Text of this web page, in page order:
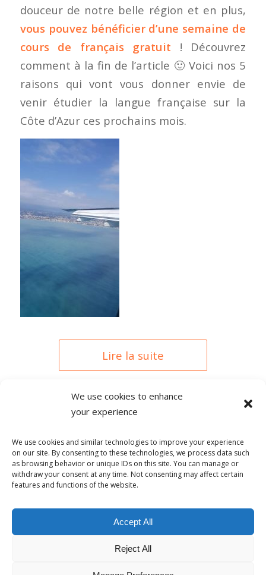
We use cookies to enhance
your experience
We use cookies and similar technologies to improve your experience
on our site. By consenting to these technologies, we process data such
as browsing behavior or unique IDs on this site. You can manage or
withdraw your consent at any time. Not consenting may affect certain
features and functions of the website.
Accept All
Reject All
douceur de notre belle région et en plus,
vous pouvez bénéficier d’une semaine de
cours de français gratuit ! Découvrez
comment à la fin de l’article 🙂 Voici nos 5
raisons qui vont vous donner envie de
venir étudier la langue française sur la
Côte d’Azur ces prochains mois.
Lire la suite
0 COMMENTAIRES
© Copyright - Alpha-b 2019-2026 -powered by Enfold WordPress
Conditions générales de vente Politique de confidentialité